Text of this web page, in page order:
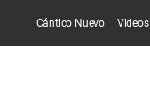
Cántico Nuevo Videos